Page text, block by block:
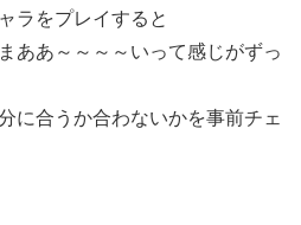
ラをプレイすると
ああ～～～～いって感じがずっ
に合うか合わないかを事前チェ